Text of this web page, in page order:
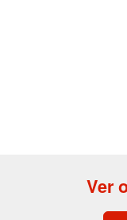
Ver